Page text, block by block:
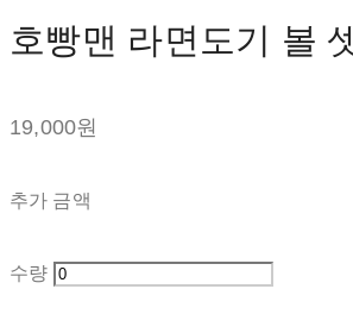
호빵맨 라면도기 볼
19,000원
추가 금액
수량